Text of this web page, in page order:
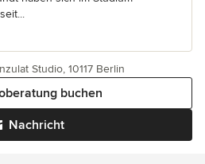
Nachricht
buchen
Studio, 10117 Berlin